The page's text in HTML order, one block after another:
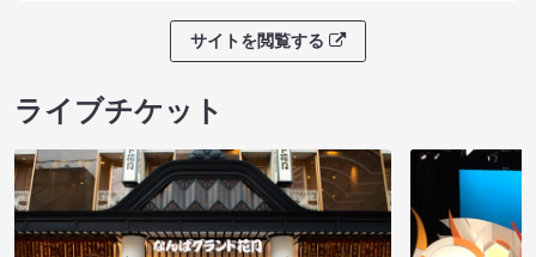
サイトを閲覧する
ライブチケット